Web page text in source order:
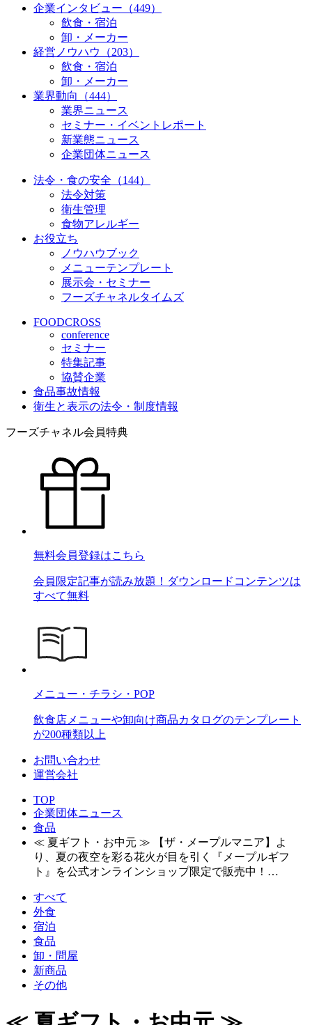
企業インタビュー（449）
飲食・宿泊
卸・メーカー
経営ノウハウ（203）
飲食・宿泊
卸・メーカー
業界動向（444）
業界ニュース
セミナー・イベントレポート
新業態ニュース
企業団体ニュース
法令・食の安全（144）
法令対策
衛生管理
食物アレルギー
お役立ち
ノウハウブック
メニューテンプレート
展示会・セミナー
フーズチャネルタイムズ
FOODCROSS
conference
セミナー
特集記事
協賛企業
食品事故情報
衛生と表示の法令・制度情報
フーズチャネル会員特典
無料会員登録はこちら
会員限定記事が読み放題！ダウンロードコンテンツは
すべて無料
メニュー・チラシ・POP
飲食店メニューや卸向け商品カタログのテンプレート
が200種類以上
お問い合わせ
運営会社
TOP
企業団体ニュース
食品
≪ 夏ギフト・お中元 ≫ 【ザ・メープルマニア】よ
り、夏の夜空を彩る花火が目を引く『メープルギフ
ト』を公式オンラインショップ限定で販売中！…
すべて
外食
宿泊
食品
卸・問屋
新商品
その他